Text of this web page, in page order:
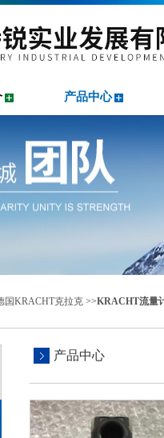
产品中心
国KRACHT克拉克 >>KRACHT流量
产品中心